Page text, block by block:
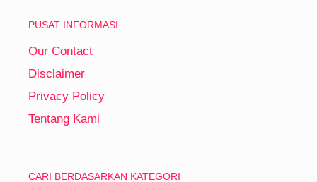
PUSAT INFORMASI
Our Contact
Disclaimer
Privacy Policy
Tentang Kami
CARI BERDASARKAN KATEGORI